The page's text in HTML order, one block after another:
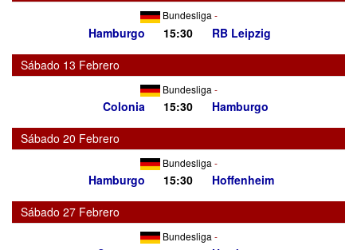
Bundesliga -
Hamburgo 15:30
RB Leipzig
Sábado 13 Febrero
Bundesliga -
Colonia 15:30
Hamburgo
Sábado 20 Febrero
Bundesliga -
Hamburgo 15:30
Hoffenheim
Sábado 27 Febrero
Bundesliga -